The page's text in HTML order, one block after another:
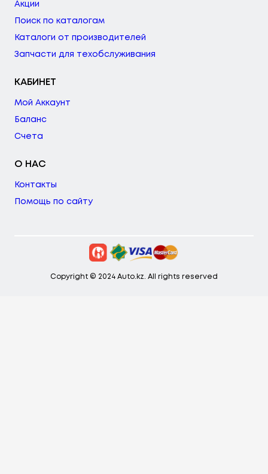
Акции
Поиск по каталогам
Каталоги от производителей
Запчасти для техобслуживания
КАБИНЕТ
Мой Аккаунт
Баланс
Счета
О НАС
Контакты
Помощь по сайту
Copyright © 2024 Auto.kz. All rights reserved